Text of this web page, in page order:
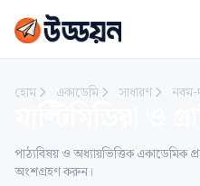
হোম একাডেমি সাধারণ নবম-
পাঠ্যবিষয় ও অধ্যায়ভিত্তিক একাডেমিক
অংশগ্রহণ করুন।